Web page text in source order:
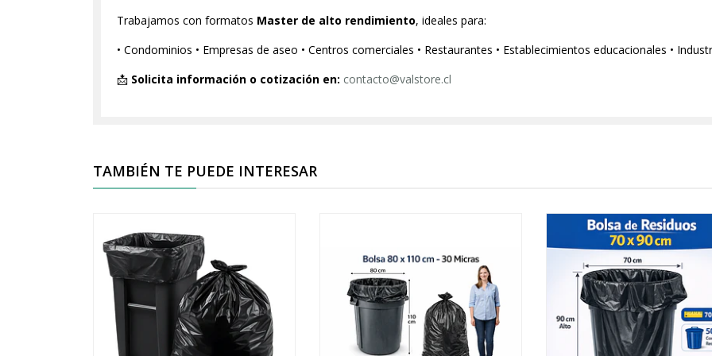
Trabajamos con formatos Master de alto rendimiento, ideales para:
• Condominios • Empresas de aseo • Centros comerciales • Restaurantes • Establecimientos educacionales •
📩 Solicita información o cotización en: contacto@valstore.cl
TAMBIÉN TE PUEDE INTERESAR